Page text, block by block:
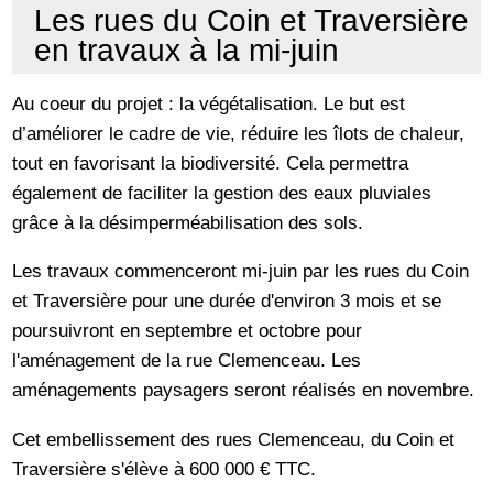
Les rues du Coin et Traversière
en travaux à la mi-juin
Au coeur du projet : la végétalisation. Le but est
d’améliorer le cadre de vie, réduire les îlots de chaleur,
tout en favorisant la biodiversité. Cela permettra
également de faciliter la gestion des eaux pluviales
grâce à la désimperméabilisation des sols.
Les travaux commenceront mi-juin par les rues du Coin
et Traversière pour une durée d'environ 3 mois et se
poursuivront en septembre et octobre pour
l'aménagement de la rue Clemenceau. Les
aménagements paysagers seront réalisés en novembre.
Cet embellissement des rues Clemenceau, du Coin et
Traversière s'élève à 600 000 € TTC.